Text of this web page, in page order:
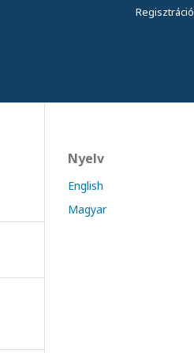
Regisztráció
Nyelv
English
Magyar